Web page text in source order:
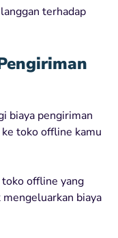
terhadap
biaya pengiriman
toko offline kamu
offline yang
biaya